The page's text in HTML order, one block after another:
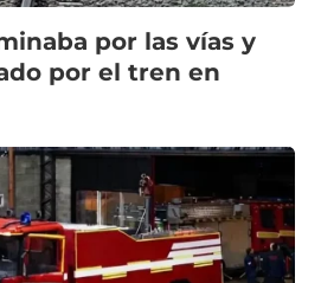
por las vías y
por el tren en